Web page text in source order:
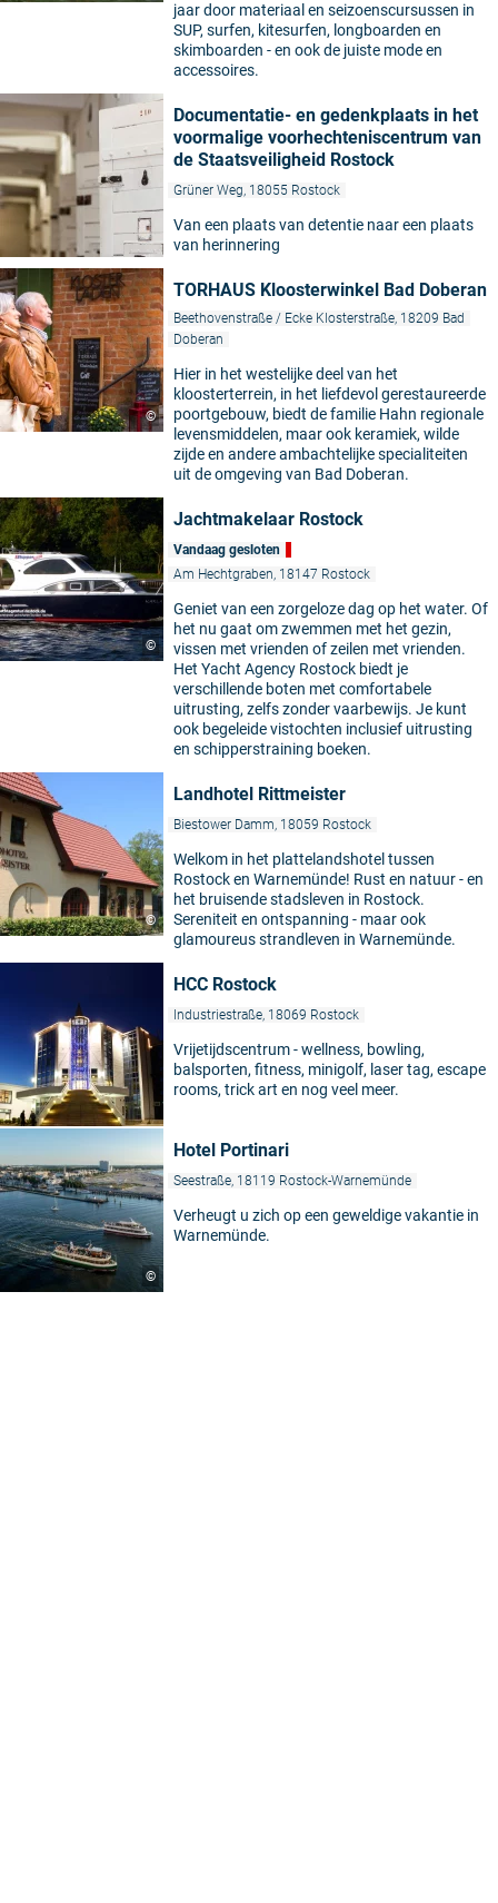
jaar door materiaal en seizoenscursussen in
SUP, surfen, kitesurfen, longboarden en
skimboarden - en ook de juiste mode en
accessoires.
Documentatie- en gedenkplaats in het
voormalige voorhechteniscentrum van
de Staatsveiligheid Rostock
Grüner Weg, 18055 Rostock
Van een plaats van detentie naar een plaats
van herinnering
©
TORHAUS Kloosterwinkel Bad Doberan
Beethovenstraße / Ecke Klosterstraße, 18209 Bad
Doberan
Hier in het westelijke deel van het
kloosterterrein, in het liefdevol gerestaureerde
poortgebouw, biedt de familie Hahn regionale
levensmiddelen, maar ook keramiek, wilde
zijde en andere ambachtelijke specialiteiten
uit de omgeving van Bad Doberan.
©
Jachtmakelaar Rostock
Vandaag gesloten
Am Hechtgraben, 18147 Rostock
Geniet van een zorgeloze dag op het water. Of
het nu gaat om zwemmen met het gezin,
vissen met vrienden of zeilen met vrienden.
Het Yacht Agency Rostock biedt je
verschillende boten met comfortabele
uitrusting, zelfs zonder vaarbewijs. Je kunt
ook begeleide vistochten inclusief uitrusting
en schipperstraining boeken.
©
Landhotel Rittmeister
Biestower Damm, 18059 Rostock
Welkom in het plattelandshotel tussen
Rostock en Warnemünde! Rust en natuur - en
het bruisende stadsleven in Rostock.
Sereniteit en ontspanning - maar ook
glamoureus strandleven in Warnemünde.
HCC Rostock
Industriestraße, 18069 Rostock
Vrijetijdscentrum - wellness, bowling,
balsporten, fitness, minigolf, laser tag, escape
rooms, trick art en nog veel meer.
©
Hotel Portinari
Seestraße, 18119 Rostock-Warnemünde
Verheugt u zich op een geweldige vakantie in
Warnemünde.